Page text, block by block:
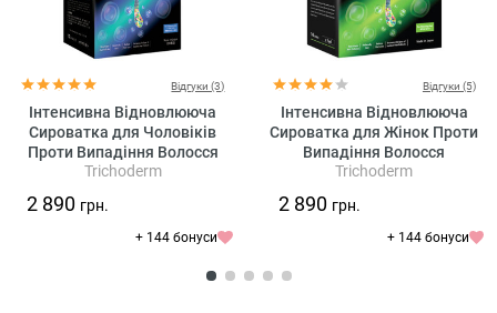
Відгуки (3)
Інтенсивна Відновлююча
Сироватка для Чоловіків
Проти Випадіння Волосся
Trichoderm Black Men
Trichoderm
2 890 грн.
+ 144 бонуси
Відгуки (5)
Інтенсивна Відновлююча
Сироватка для Жінок Проти
Випадіння Волосся
Trichoderm Black Women
Trichoderm
2 890 грн.
+ 144 бонуси